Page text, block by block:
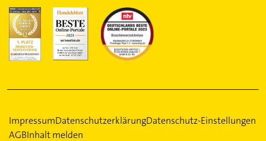
ImpressumDatenschutzerklärungDatenschutz-Einstellungen
AGBInhalt melden